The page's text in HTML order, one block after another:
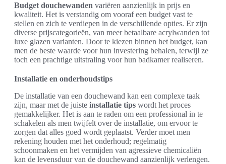
Budget douchewanden variëren aanzienlijk in prijs en
kwaliteit. Het is verstandig om vooraf een budget vast te
stellen en zich te verdiepen in de verschillende opties. Er zijn
diverse prijscategorieën, van meer betaalbare acrylwanden tot
luxe glazen varianten. Door te kiezen binnen het budget, kan
men de beste waarde voor hun investering behalen, terwijl ze
toch een prachtige uitstraling voor hun badkamer realiseren.
Installatie en onderhoudstips
De installatie van een douchewand kan een complexe taak
zijn, maar met de juiste installatie tips wordt het proces
gemakkelijker. Het is aan te raden om een professional in te
schakelen als men twijfelt over de installatie, om ervoor te
zorgen dat alles goed wordt geplaatst. Verder moet men
rekening houden met het onderhoud; regelmatig
schoonmaken en het vermijden van agressieve chemicaliën
kan de levensduur van de douchewand aanzienlijk verlengen.